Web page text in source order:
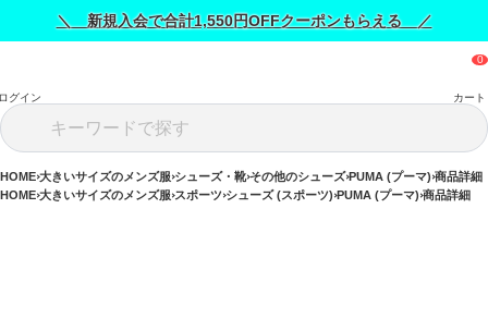
＼ 新規入会で合計1,550円OFFクーポンもらえる ／
グイン カート
HOME 大きいサイズのメンズ服 シューズ・靴 その他のシューズ PUMA (プーマ) 商品詳細
HOME 大きいサイズのメンズ服 スポーツ シューズ (スポーツ) PUMA (プーマ) 商品詳細